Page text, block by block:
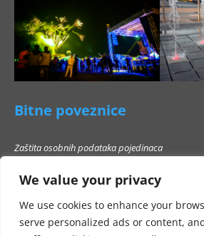
We value your privacy
We use cookies to enhance your
serve personalized ads or content,
Bitne poveznice
Zaštita osobnih podataka pojedinaca
Popis poslovnih subjekata s kojima Grad Beli